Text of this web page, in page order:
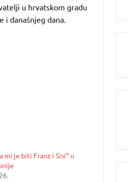
u hrvatskom gradu
današnjeg dana.
mi je biti Franz i Sisi“ u